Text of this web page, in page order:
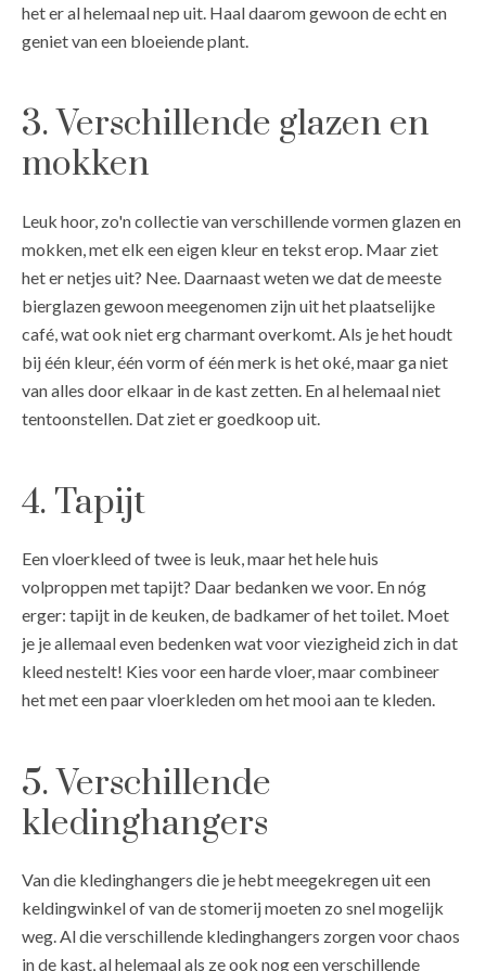
het er al helemaal nep uit. Haal daarom gewoon de echt en
geniet van een bloeiende plant.
3. Verschillende glazen en
mokken
Leuk hoor, zo'n collectie van verschillende vormen glazen en
mokken, met elk een eigen kleur en tekst erop. Maar ziet
het er netjes uit? Nee. Daarnaast weten we dat de meeste
bierglazen gewoon meegenomen zijn uit het plaatselijke
café, wat ook niet erg charmant overkomt. Als je het houdt
bij één kleur, één vorm of één merk is het oké, maar ga niet
van alles door elkaar in de kast zetten. En al helemaal niet
tentoonstellen. Dat ziet er goedkoop uit.
4. Tapijt
Een vloerkleed of twee is leuk, maar het hele huis
volproppen met tapijt? Daar bedanken we voor. En nóg
erger: tapijt in de keuken, de badkamer of het toilet. Moet
je je allemaal even bedenken wat voor viezigheid zich in dat
kleed nestelt! Kies voor een harde vloer, maar combineer
het met een paar vloerkleden om het mooi aan te kleden.
5. Verschillende
kledinghangers
Van die kledinghangers die je hebt meegekregen uit een
keldingwinkel of van de stomerij moeten zo snel mogelijk
weg. Al die verschillende kledinghangers zorgen voor chaos
in de kast, al helemaal als ze ook nog een verschillende